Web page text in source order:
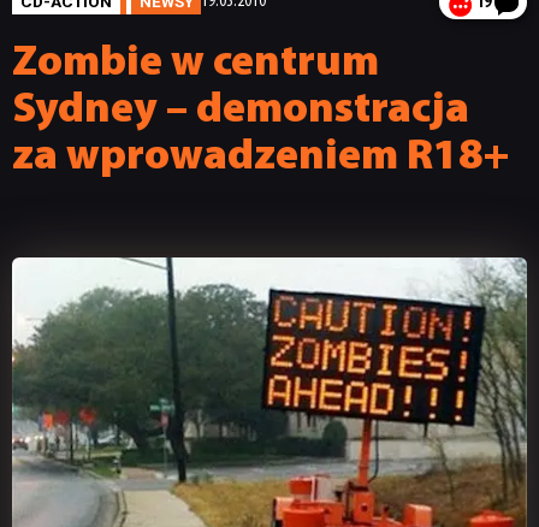
Zombie w centrum
Sydney – demonstracja
za wprowadzeniem R18+